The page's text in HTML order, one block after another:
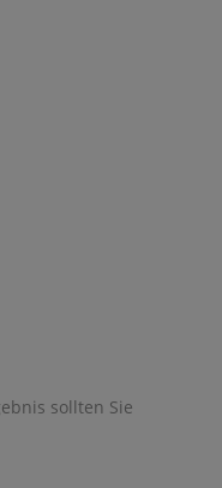
sollten Sie